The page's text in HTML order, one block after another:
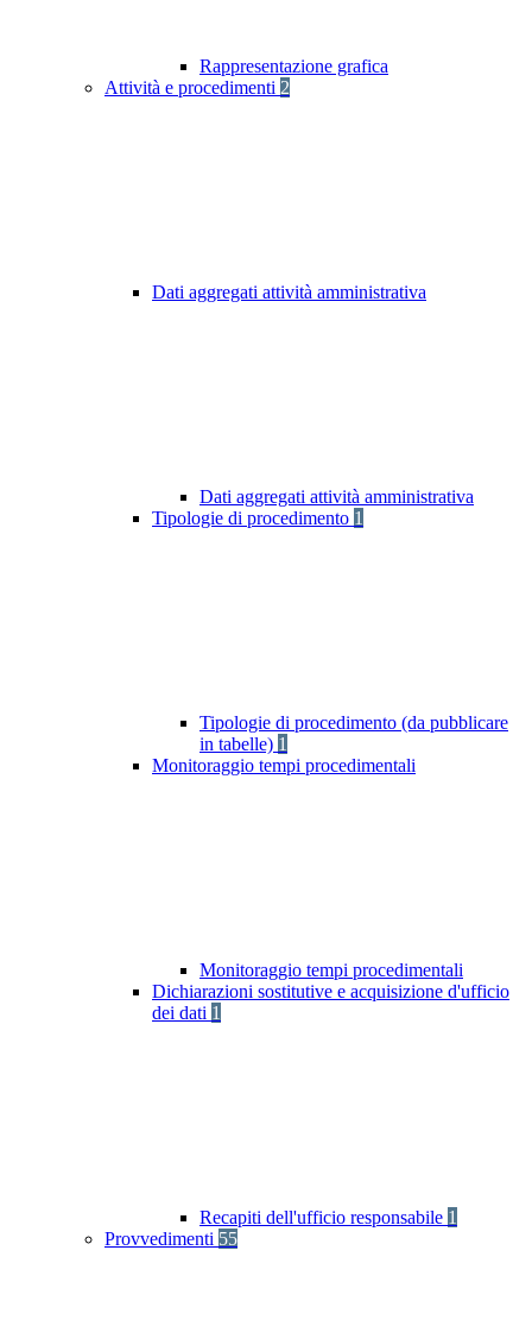
Rappresentazione grafica
Attività e procedimenti 2
Dati aggregati attività amministrativa
Dati aggregati attività amministrativa
Tipologie di procedimento 1
Tipologie di procedimento (da pubblicare
in tabelle) 1
Monitoraggio tempi procedimentali
Monitoraggio tempi procedimentali
Dichiarazioni sostitutive e acquisizione d'ufficio
dei dati 1
Recapiti dell'ufficio responsabile 1
Provvedimenti 55